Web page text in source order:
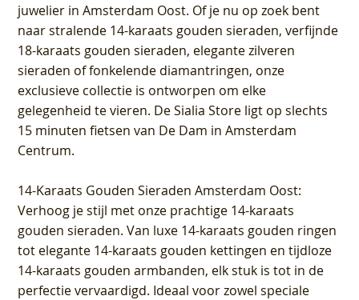
juwelier in Amsterdam Oost. Of je nu op zoek bent
naar stralende 14-karaats gouden sieraden, verfijnde
18-karaats gouden sieraden, elegante zilveren
sieraden of fonkelende diamantringen, onze
exclusieve collectie is ontworpen om elke
gelegenheid te vieren. De Sialia Store ligt op slechts
15 minuten fietsen van De Dam in Amsterdam
Centrum.
14-Karaats Gouden Sieraden Amsterdam Oost:
Verhoog je stijl met onze prachtige 14-karaats
gouden sieraden. Van luxe 14-karaats gouden ringen
tot elegante 14-karaats gouden kettingen en tijdloze
14-karaats gouden armbanden, elk stuk is tot in de
perfectie vervaardigd. Ideaal voor zowel speciale